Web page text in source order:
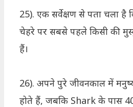
25). एक सर्वेक्षण से पता चला है
चेहरे पर सबसे पहले किसी की
हैं।
26). अपने पुरे जीवनकाल में
होते हैं, जबकि Shark के पास